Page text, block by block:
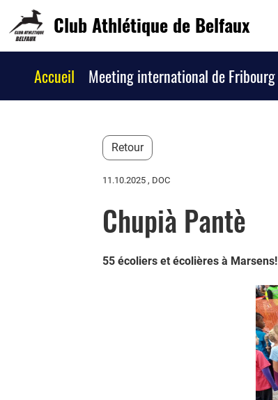
Club Athlétique de Belfaux
Accueil Meeting international de Fribourg
Retour
11.10.2025 , DOC
Chupià Pantè
55 écoliers et écolières à Marsens!